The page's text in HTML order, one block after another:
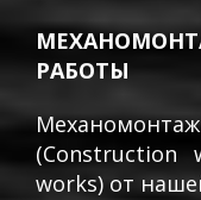
РАБОТЫ
(Construction
works) от